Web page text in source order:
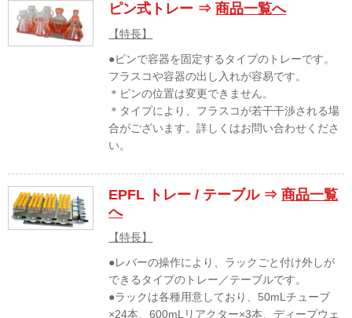
ピン式トレー ⇒商品一覧へ
【特長】
●ピンで容器を固定するタイプのトレーです。
フラスコや容器の出し入れが容易です。
＊ピンの位置は変更できません。
＊タイプにより、フラスコが若干干渉される場
合がございます。詳しくはお問い合わせくださ
い。
EPFL トレー / テーブル ⇒商品一覧
へ
【特長】
●レバーの操作により、ラックごと付け外しが
できるタイプのトレー／テーブルです。
●ラックは各種用意しており、50mLチューブ
×24本、600mLリアクター×3本、ディープウェ